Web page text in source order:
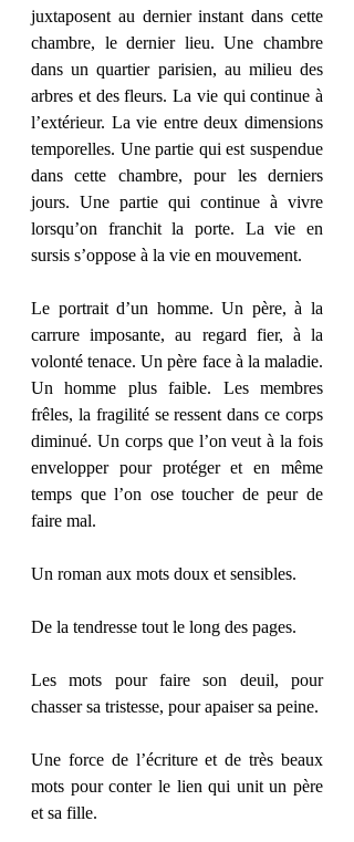
juxtaposent au dernier instant dans cette
chambre, le dernier lieu. Une chambre
dans un quartier parisien, au milieu des
arbres et des fleurs. La vie qui continue à
l’extérieur. La vie entre deux dimensions
temporelles. Une partie qui est suspendue
dans cette chambre, pour les derniers
jours. Une partie qui continue à vivre
lorsqu’on franchit la porte. La vie en
sursis s’oppose à la vie en mouvement.
Le portrait d’un homme. Un père, à la
carrure imposante, au regard fier, à la
volonté tenace. Un père face à la maladie.
Un homme plus faible. Les membres
frêles, la fragilité se ressent dans ce corps
diminué. Un corps que l’on veut à la fois
envelopper pour protéger et en même
temps que l’on ose toucher de peur de
faire mal.
Un roman aux mots doux et sensibles.
De la tendresse tout le long des pages.
Les mots pour faire son deuil, pour
chasser sa tristesse, pour apaiser sa peine.
Une force de l’écriture et de très beaux
mots pour conter le lien qui unit un père
et sa fille.